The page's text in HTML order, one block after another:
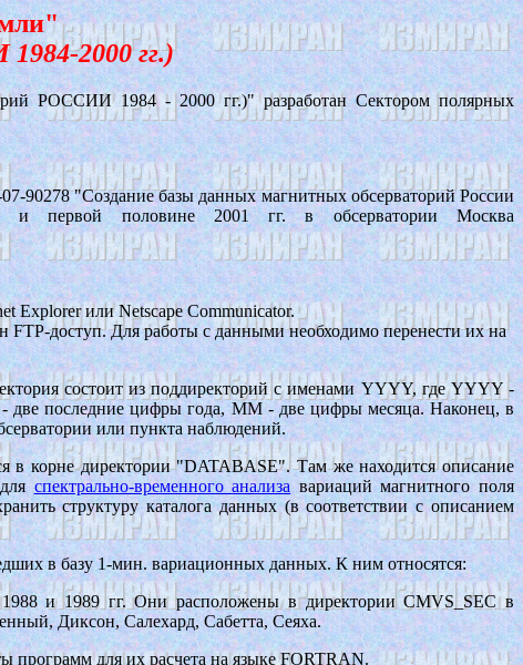
2000 гг.)
РОССИИ 1984 - 2000 гг.)" разработан Сектором полярных
90278 "Создание базы данных магнитных обсерваторий России
и первой половине 2001 гг. в обсерватории Москва
Explorer или Netscape Communicator.
FTP-доступ. Для работы с данными необходимо перенести их на
состоит из поддиректорий с именами YYYY, где YYYY -
две последние цифры года, MM - две цифры месяца. Наконец, в
или пункта наблюдений.
в корне директории "DATABASE". Там же находится описание
дляспектрально-временного анализавариаций магнитного поля
структуру каталога данных (в соответствии с описанием
в базу 1-мин. вариационных данных. К ним относятся:
и 1989 гг. Они расположены в директории CMVS_SEC в
Диксон, Салехард, Сабетта, Сеяха.
программ для их расчета на языке FORTRAN.